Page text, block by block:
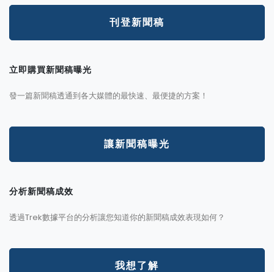
刊登新聞稿
立即購買新聞稿曝光
發一篇新聞稿透通到各大媒體的最快速、最便捷的方案！
讓新聞稿曝光
分析新聞稿成效
透過Trek數據平台的分析讓您知道你的新聞稿成效表現如何？
我想了解